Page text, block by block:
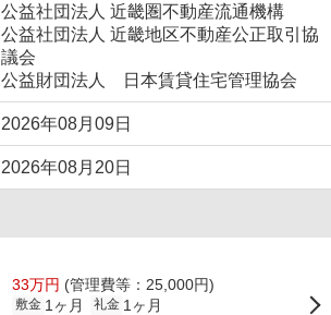
公益社団法人 近畿圏不動産流通機構
公益社団法人 近畿地区不動産公正取引協
議会
公益財団法人 日本賃貸住宅管理協会
2026年08月09日
2026年08月20日
33万円 (管理費等：25,000円)
敷金 1ヶ月 礼金 1ヶ月